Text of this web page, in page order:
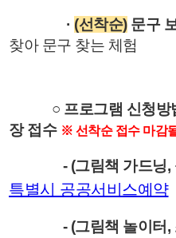
· (선착순)문구
찾아 문구 찾는 체험
○ 프로그램 신청
장 접수 ※ 선착순 접수 마감
- (그림책 가드닝,
특별시 공공서비스예약
- (그림책 놀이터,